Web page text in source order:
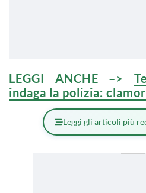
LEGGI ANCHE –>
indaga la polizia:
Leggi gli articoli più